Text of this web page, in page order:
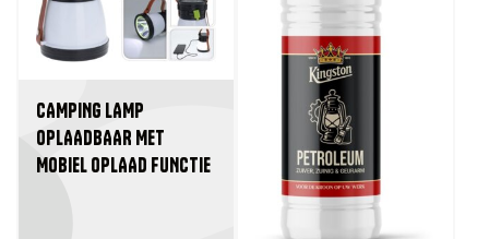
CAMPING LAMP
OPLAADBAAR MET
MOBIEL OPLAAD FUNCTIE